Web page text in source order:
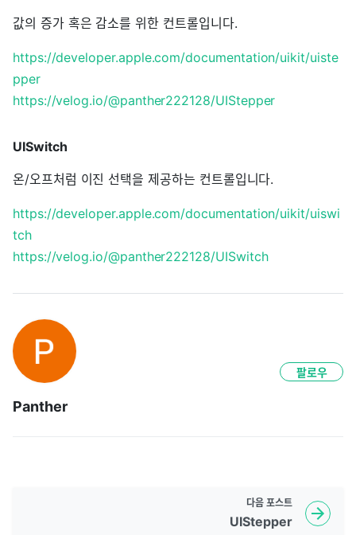
값의 증가 혹은 감소를 위한 컨트롤입니다.
https://developer.apple.com/documentation/uikit/uiste
pper
https://velog.io/@panther222128/UIStepper
UISwitch
온/오프처럼 이진 선택을 제공하는 컨트롤입니다.
https://developer.apple.com/documentation/uikit/uiswi
tch
https://velog.io/@panther222128/UISwitch
Panther
팔로우
다음 포스트
UIStepper